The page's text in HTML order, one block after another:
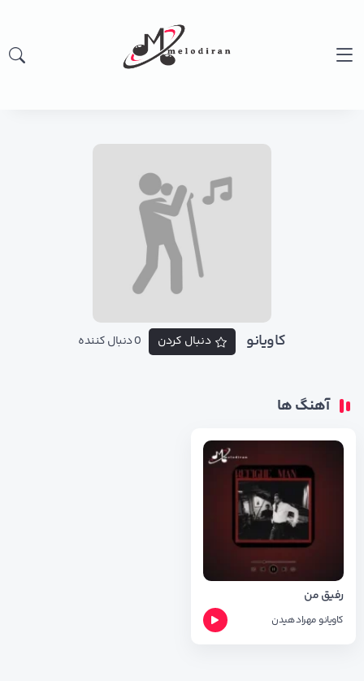
کاویانو دنبال کردن 0 دنبال کننده
آهنگ ها
رفیق من
کاویانو مهراد هیدن